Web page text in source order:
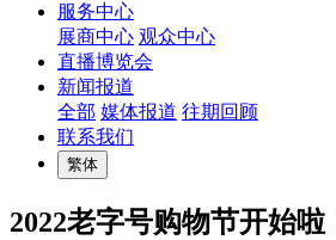
服务中心
展商中心 观众中心
直播博览会
新闻报道
全部 媒体报道 往期回顾
联系我们
繁体
2022老字号购物节开始啦